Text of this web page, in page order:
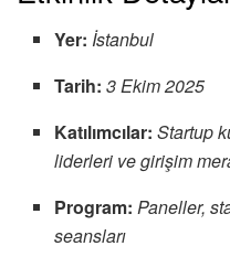
Yer: İstanbul
Tarih: 3 Ekim 2025
Katılımcılar: Startup
liderleri ve girişim
Program: Paneller,
seansları